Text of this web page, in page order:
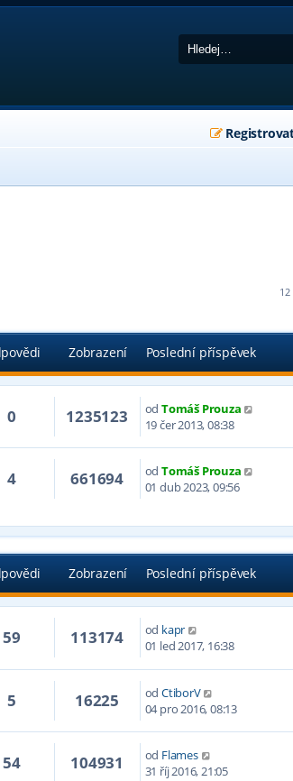
Zobrazení Poslední příspěvek
0 1235123 od Tomáš Prouza
19 čer 2013, 08:38
4 661694 od Tomáš Prouza
01 dub 2023, 09:56
Zobrazení Poslední příspěvek
59 113174 od kapr
01 led 2017, 16:38
5 16225 od CtiborV
04 pro 2016, 08:13
54 104931 od Flames
31 říj 2016, 21:05